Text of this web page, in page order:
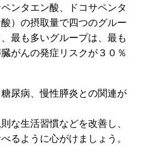
ンタエン酸、ドコサペンタ
）の摂取量で四つのグルー
最も多いグループは、最も
がんの発症リスクが３０％
尿病、慢性膵炎との関連が
な生活習慣などを改善し、
るように心がけましょう。